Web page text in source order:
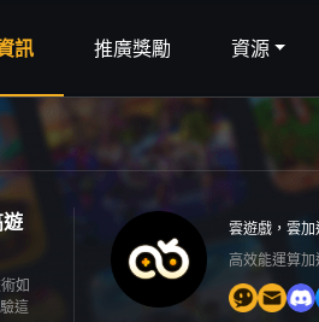
訊 推廣獎勵 資源
如
這
雲遊戲，雲
高效能運算